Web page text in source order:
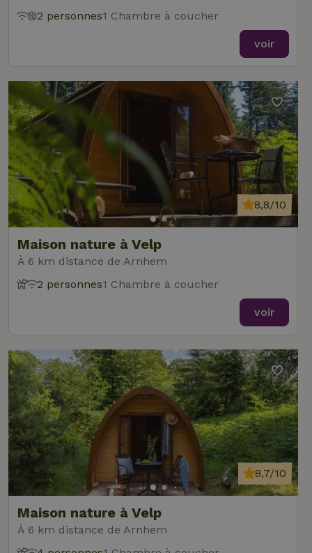
2 personnes1 Chambre à coucher
voir
Maison nature à Velp
À 6 km distance de Arnhem
8,8/10
2 personnes1 Chambre à coucher
voir
Maison nature à Velp
À 6 km distance de Arnhem
8,7/10